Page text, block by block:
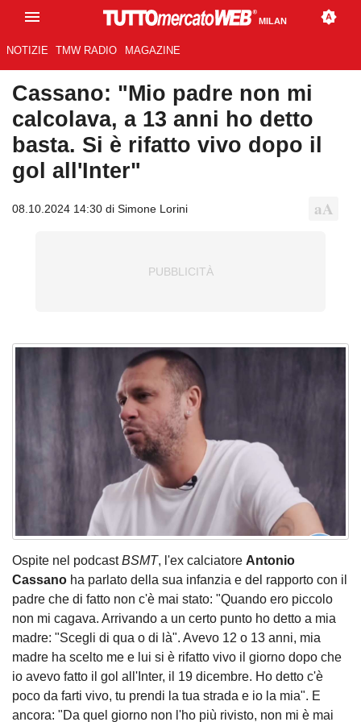
MILAN
NOTIZIE TMW RADIO MAGAZINE
Cassano: "Mio padre non mi
calcolava, a 13 anni ho detto
basta. Si è rifatto vivo dopo il
gol all'Inter"
08.10.2024 14:30 di Simone Lorini
Ospite nel podcastBSMT, l'ex calciatore Antonio
Cassano ha parlato della sua infanzia e del rapporto con il
padre che di fatto non c'è mai stato: "Quando ero piccolo
non mi cagava. Arrivando a un certo punto ho detto a mia
madre: "Scegli di qua o di là". Avevo 12 o 13 anni, mia
madre ha scelto me e lui si è rifatto vivo il giorno dopo che
io avevo fatto il gol all'Inter, il 19 dicembre. Ho detto c'è
poco da farti vivo, tu prendi la tua strada e io la mia". E
ancora: "Da quel giorno non l'ho più rivisto, non mi è mai